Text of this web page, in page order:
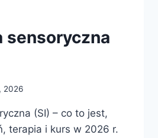
sensoryczna
2026
(SI) – co to jest,
terapia i kurs w 2026 r.